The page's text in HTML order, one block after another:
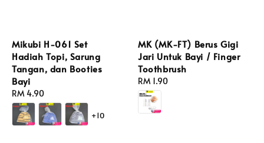
Mikubi H-061 Set
Hadiah Topi, Sarung
Tangan, dan Booties
Bayi
Regular
price
RM 4.90
+10
MK (MK-FT) Berus Gigi
Jari Untuk Bayi / Finger
Toothbrush
Regular
price
RM 1.90